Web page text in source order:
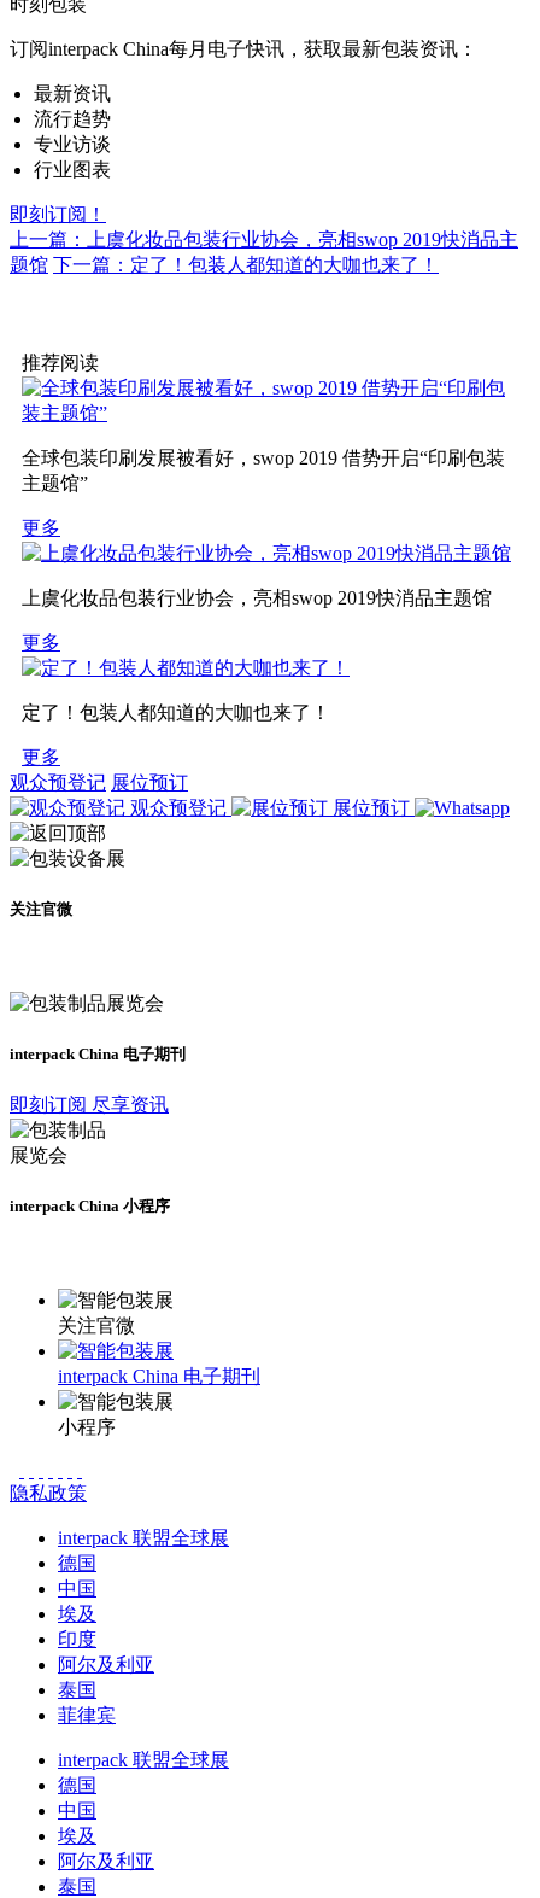
时刻包装
订阅interpack China每月电子快讯，获取最新包装资讯：
最新资讯
流行趋势
专业访谈
行业图表
即刻订阅！
上一篇：上虞化妆品包装行业协会，亮相swop 2019快消品主
题馆 下一篇：定了！包装人都知道的大咖也来了！
推荐阅读
全球包装印刷发展被看好，swop 2019 借势开启“印刷包装
主题馆”
更多
上虞化妆品包装行业协会，亮相swop 2019快消品主题馆
更多
定了！包装人都知道的大咖也来了！
更多
观众预登记 展位预订
观众预登记
展位预订
关注官微
interpack China 电子期刊
即刻订阅 尽享资讯
interpack China 小程序
关注官微
interpack China 电子期刊
小程序
隐私政策
interpack 联盟全球展
德国
中国
埃及
印度
阿尔及利亚
泰国
菲律宾
interpack 联盟全球展
德国
中国
埃及
阿尔及利亚
泰国